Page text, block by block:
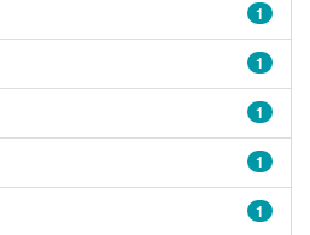
1
1
1
1
1